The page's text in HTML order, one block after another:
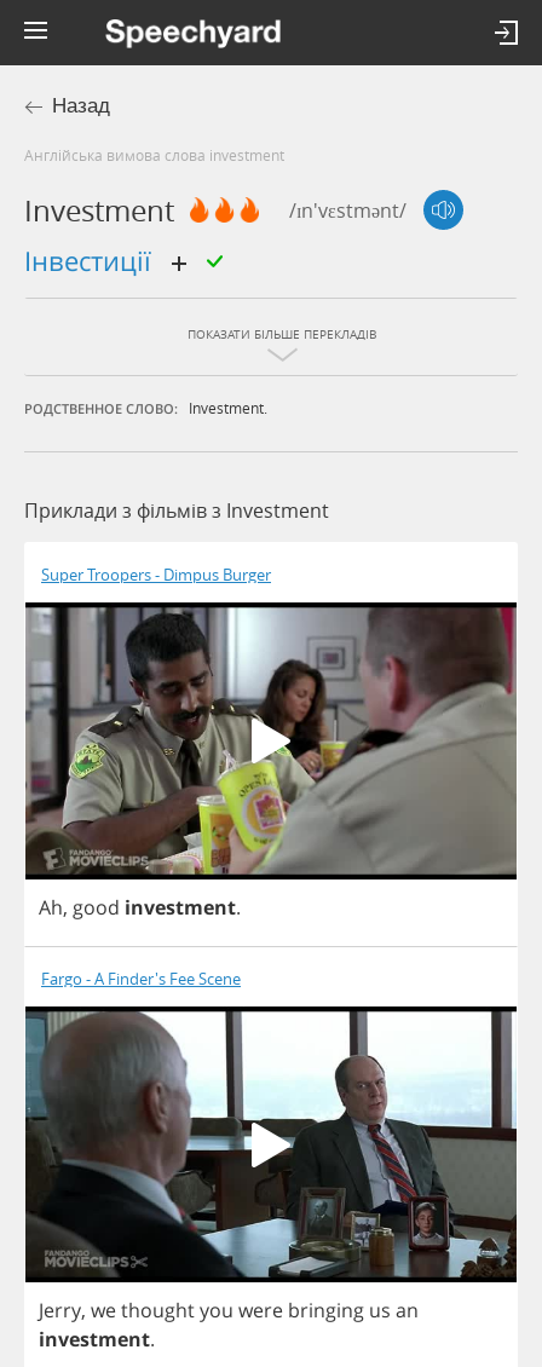
Назад
Англійська вимова слова investment
Investment /ɪn'vɛstmənt/
інвестиції
ПОКАЗАТИ БІЛЬШЕ ПЕРЕКЛАДІВ
РОДСТВЕННОЕ СЛОВО: Investment.
Приклади з фільмів з Investment
Super Troopers - Dimpus Burger
Ah, good investment.
Fargo - A Finder's Fee Scene
Jerry, wethoughtyou were bringing us an
investment.